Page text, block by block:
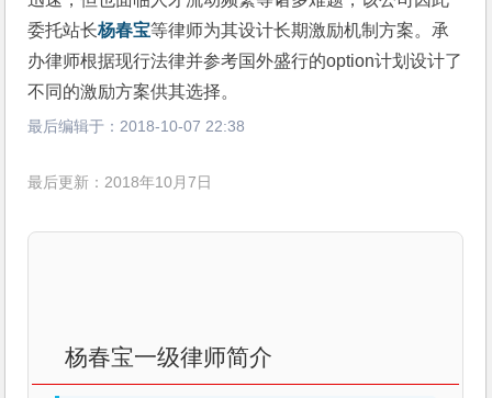
委托站长杨春宝等律师为其设计长期激励机制方案。承
办律师根据现行法律并参考国外盛行的option计划设计了
不同的激励方案供其选择。
最后编辑于： 2018-10-07 22:38
最后更新：2018年10月7日
杨春宝一级律师简介